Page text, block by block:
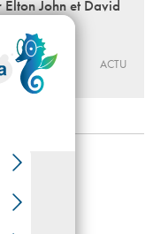
John et David
ACTU